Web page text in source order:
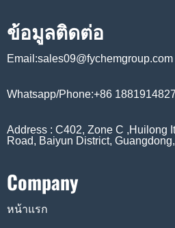
ข้อมูลติดต่อ
Email:sales09@fychemgroup.com
Whatsapp/Phone:+86
Address : C402, Zone C ,Huilong
Road, Baiyun District,
Company
หน้าแรก